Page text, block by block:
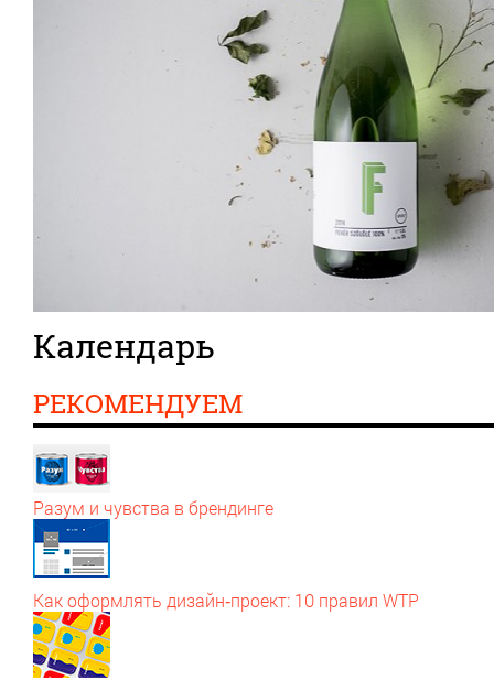
Календарь
РЕКОМЕНДУЕМ
Разум и чувства в брендинге
Как оформлять дизайн‑проект: 10 правил WTP